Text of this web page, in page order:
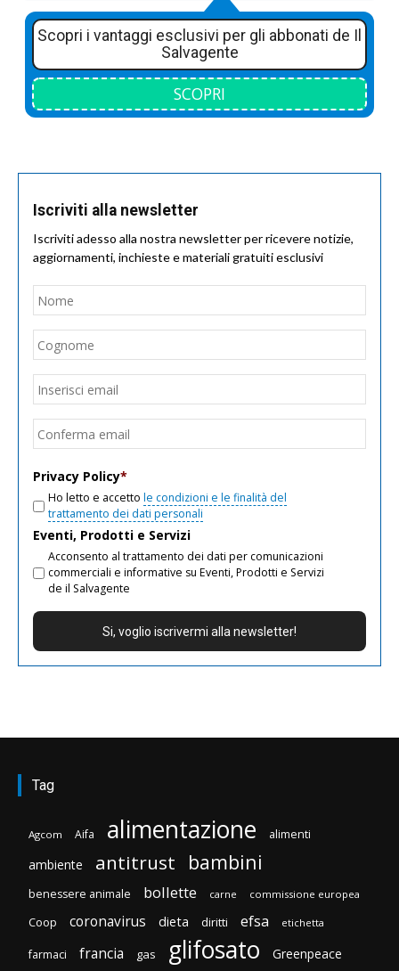
Scopri i vantaggi esclusivi per gli abbonati de Il
Salvagente
SCOPRI
Iscriviti alla newsletter
Iscriviti adesso alla nostra newsletter per ricevere notizie,
aggiornamenti, inchieste e materiali gratuiti esclusivi
Nome
Email
Privacy Policy*
Ho letto e accetto le condizioni e le finalità del
trattamento dei dati personali
Eventi, Prodotti e Servizi
Acconsento al trattamento dei dati per comunicazioni
commerciali e informative su Eventi, Prodotti e Servizi
de il Salvagente
Tag
Agcom Aifa alimentazione alimenti
ambiente antitrust bambini
benessere animale bollette carne commissione europea
Coop coronavirus dieta diritti efsa etichetta
farmaci francia gas glifosato Greenpeace